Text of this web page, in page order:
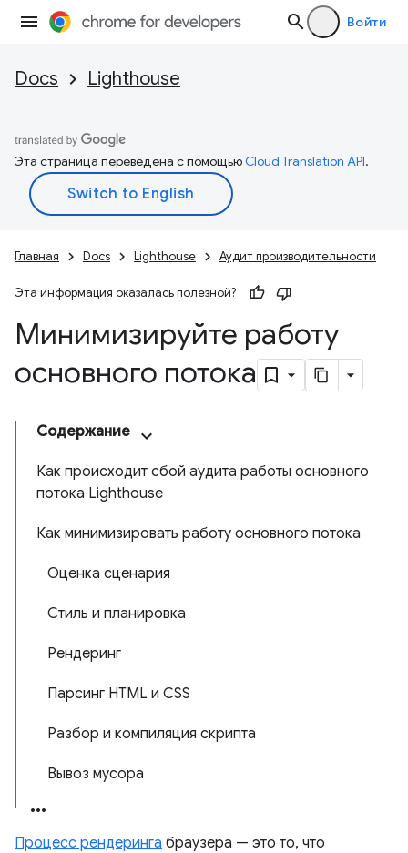
Войти
Docs Lighthouse
Эта страница переведена с помощьюCloud Translation API.
Главная Docs Lighthouse Аудит производительности
Эта информация оказалась полезной?
Минимизируйте работу
основного потока
Содержание
Как происходит сбой аудита работы основного
потока Lighthouse
Как минимизировать работу основного потока
Оценка сценария
Стиль и планировка
Рендеринг
Парсинг HTML и CSS
Разбор и компиляция скрипта
Вывоз мусора
Процесс рендеринга браузера — это то, что